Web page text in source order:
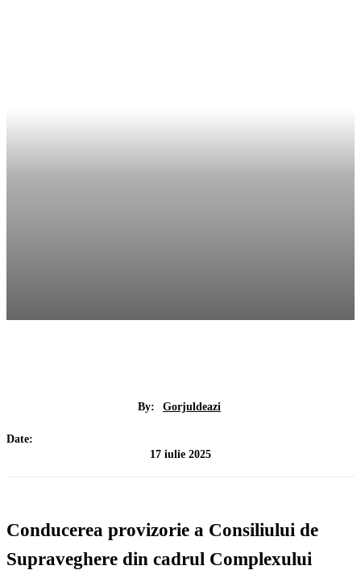
By: Gorjuldeazi
Date:
17 iulie 2025
Conducerea provizorie a Consiliului de
Supraveghere din cadrul Complexului